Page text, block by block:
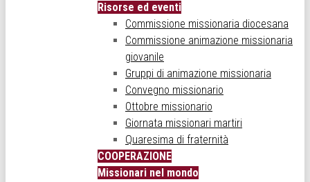
Risorse ed eventi
Commissione missionaria diocesana
Commissione animazione missionaria
giovanile
Gruppi di animazione missionaria
Convegno missionario
Ottobre missionario
Giornata missionari martiri
Quaresima di fraternità
COOPERAZIONE
Missionari nel mondo